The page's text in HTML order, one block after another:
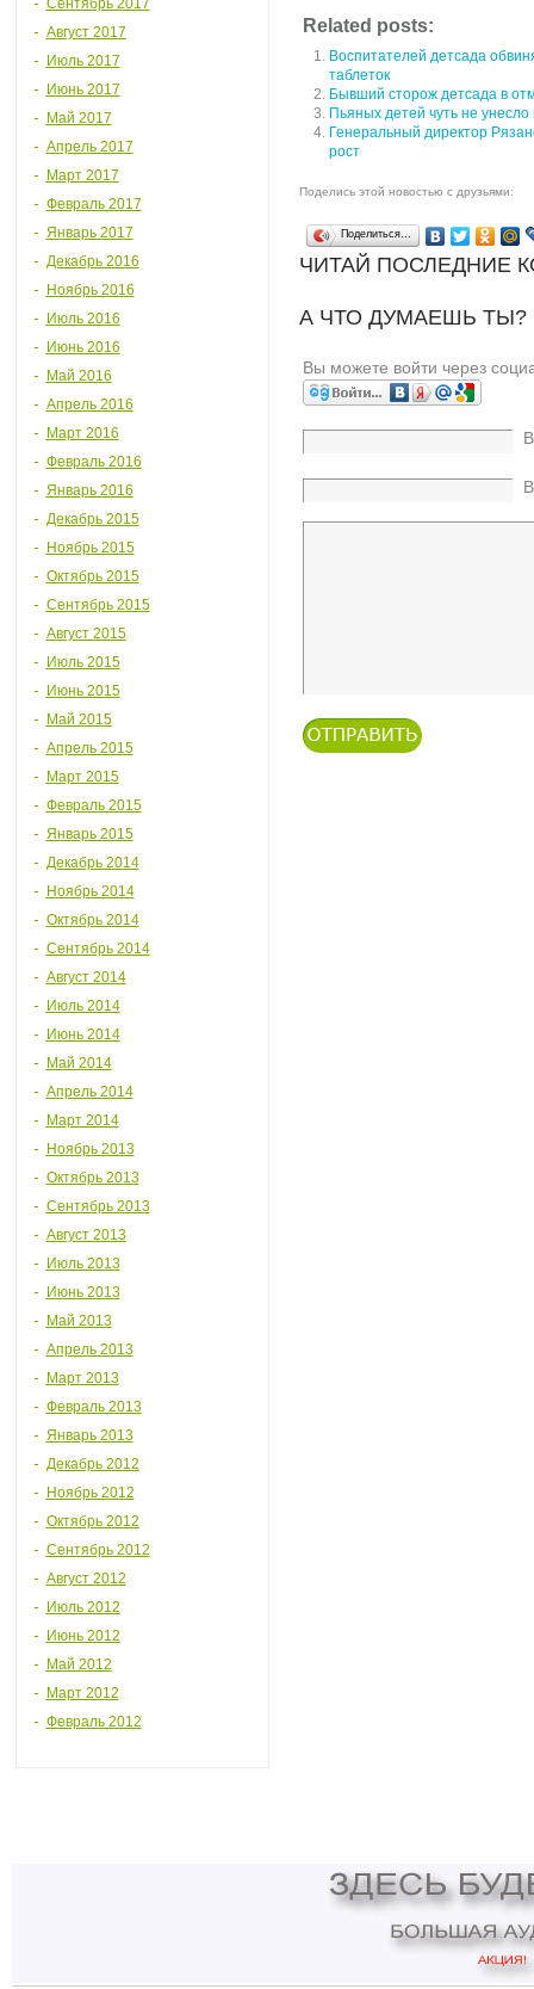
Сентябрь 2017
Август 2017
Июль 2017
Июнь 2017
Май 2017
Апрель 2017
Март 2017
Февраль 2017
Январь 2017
Декабрь 2016
Ноябрь 2016
Июль 2016
Июнь 2016
Май 2016
Апрель 2016
Март 2016
Февраль 2016
Январь 2016
Декабрь 2015
Ноябрь 2015
Октябрь 2015
Сентябрь 2015
Август 2015
Июль 2015
Июнь 2015
Май 2015
Апрель 2015
Март 2015
Февраль 2015
Январь 2015
Декабрь 2014
Ноябрь 2014
Октябрь 2014
Сентябрь 2014
Август 2014
Июль 2014
Июнь 2014
Май 2014
Апрель 2014
Март 2014
Ноябрь 2013
Октябрь 2013
Сентябрь 2013
Август 2013
Июль 2013
Июнь 2013
Май 2013
Апрель 2013
Март 2013
Февраль 2013
Январь 2013
Декабрь 2012
Ноябрь 2012
Октябрь 2012
Сентябрь 2012
Август 2012
Июль 2012
Июнь 2012
Май 2012
Март 2012
Февраль 2012
Related posts:
Воспитателей детсада
таблеток
Бывший сторож детсада в
Пьяных детей чуть не унесло
Генеральный директор
рост
Поделись этой новостью с друзьями:
Поделиться…
ЧИТАЙ ПОСЛЕДНИЕ
А ЧТО ДУМАЕШЬ
Вы можете войти через